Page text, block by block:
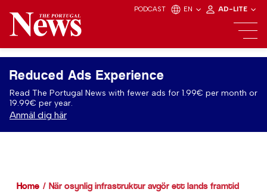
PODCAST EN AD-LITE
Reduced Ads Experience
Read The Portugal News with fewer ads for 1.99€ per month or
19.99€ per year.
Anmäl dig här
Home När osynlig infrastruktur avgör ett lands framtid